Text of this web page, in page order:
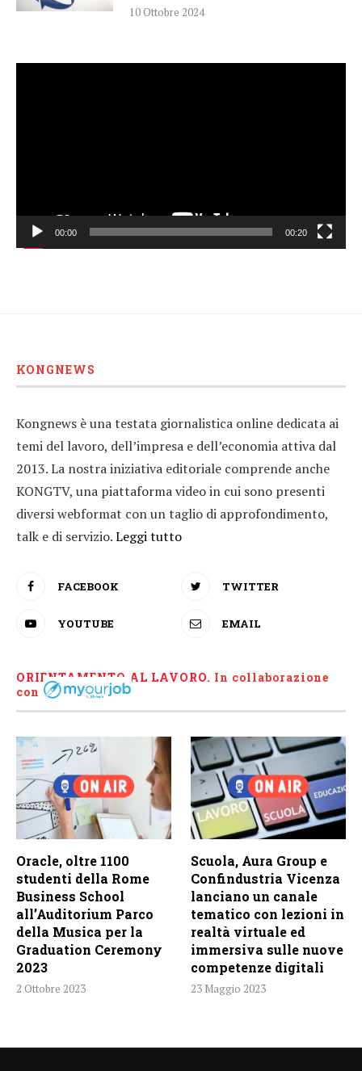
10 Ottobre 2024
00:00 00:20
KONGNEWS
Kongnews è una testata giornalistica online dedicata ai
temi del lavoro, dell’impresa e dell’economia attiva dal
2013. La nostra iniziativa editoriale comprende anche
KONGTV, una piattaforma video in cui sono presenti
diversi webformat con un taglio di approfondimento,
talk e di servizio.Leggi tutto
FACEBOOK TWITTER
YOUTUBE EMAIL
ORIENTAMENTO AL LAVORO. In collaborazione
con
Oracle, oltre 1100
studenti della Rome
Business School
all’Auditorium Parco
della Musica per la
Graduation Ceremony
2023
2 Ottobre 2023
Scuola, Aura Group e
Confindustria Vicenza
lanciano un canale
tematico con lezioni in
realtà virtuale ed
immersiva sulle nuove
competenze digitali
23 Maggio 2023